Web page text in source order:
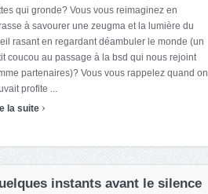
qui gronde? Vous vous reimaginez en
à savourer une zeugma et la lumière du
rasant en regardant déambuler le monde (un
coucou au passage à la bsd qui nous rejoint
partenaires)? Vous vous rappelez quand on
profite ...
la suite ›
instants avant le silence